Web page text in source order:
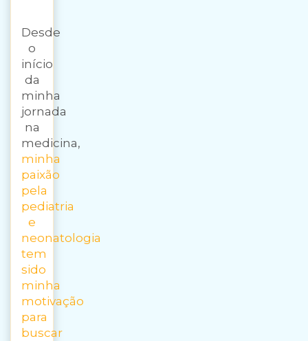
Desde
o
início
da
minha
jornada
na
medicina,
minha
paixão
pela
pediatria
e
neonatologia
tem
sido
minha
motivação
para
buscar